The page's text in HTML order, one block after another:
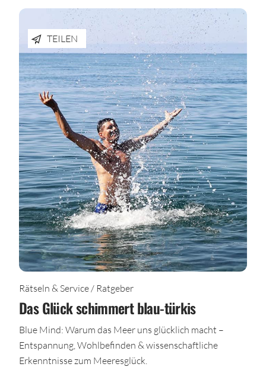
TEILEN
Rätseln & Service / Ratgeber
Das Glück schimmert blau-türkis
Blue Mind: Warum das Meer uns glücklich macht –
Entspannung, Wohlbefinden & wissenschaftliche
Erkenntnisse zum Meeresglück.